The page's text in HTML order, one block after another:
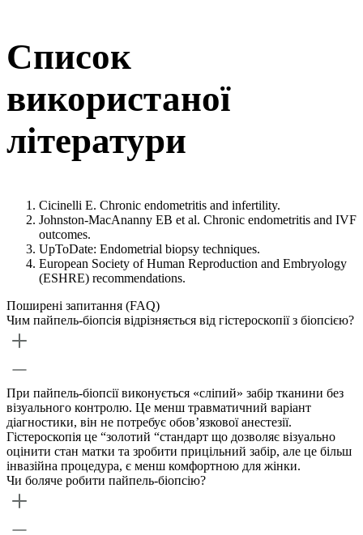
Список
використаної
літератури
Cicinelli E. Chronic endometritis and infertility.
Johnston-MacAnanny EB et al. Chronic endometritis and IVF
outcomes.
UpToDate: Endometrial biopsy techniques.
European Society of Human Reproduction and Embryology
(ESHRE) recommendations.
Поширені запитання (FAQ)
Чим пайпель-біопсія відрізняється від гістероскопії з біопсією?
При пайпель-біопсії виконується «сліпий» забір тканини без
візуального контролю. Це менш травматичний варіант
діагностики, він не потребує обов’язкової анестезії.
Гістероскопія це “золотий “стандарт що дозволяє візуально
оцінити стан матки та зробити прицільний забір, але це більш
інвазійна процедура, є менш комфортною для жінки.
Чи боляче робити пайпель-біопсію?